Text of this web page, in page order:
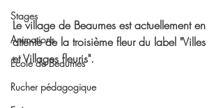
Stages
Animations
École de Beaumes
Rucher pédagogique
Le village de Beaumes est actuellement en
attente de la troisième fleur du label "Villes
et Villages fleuris".